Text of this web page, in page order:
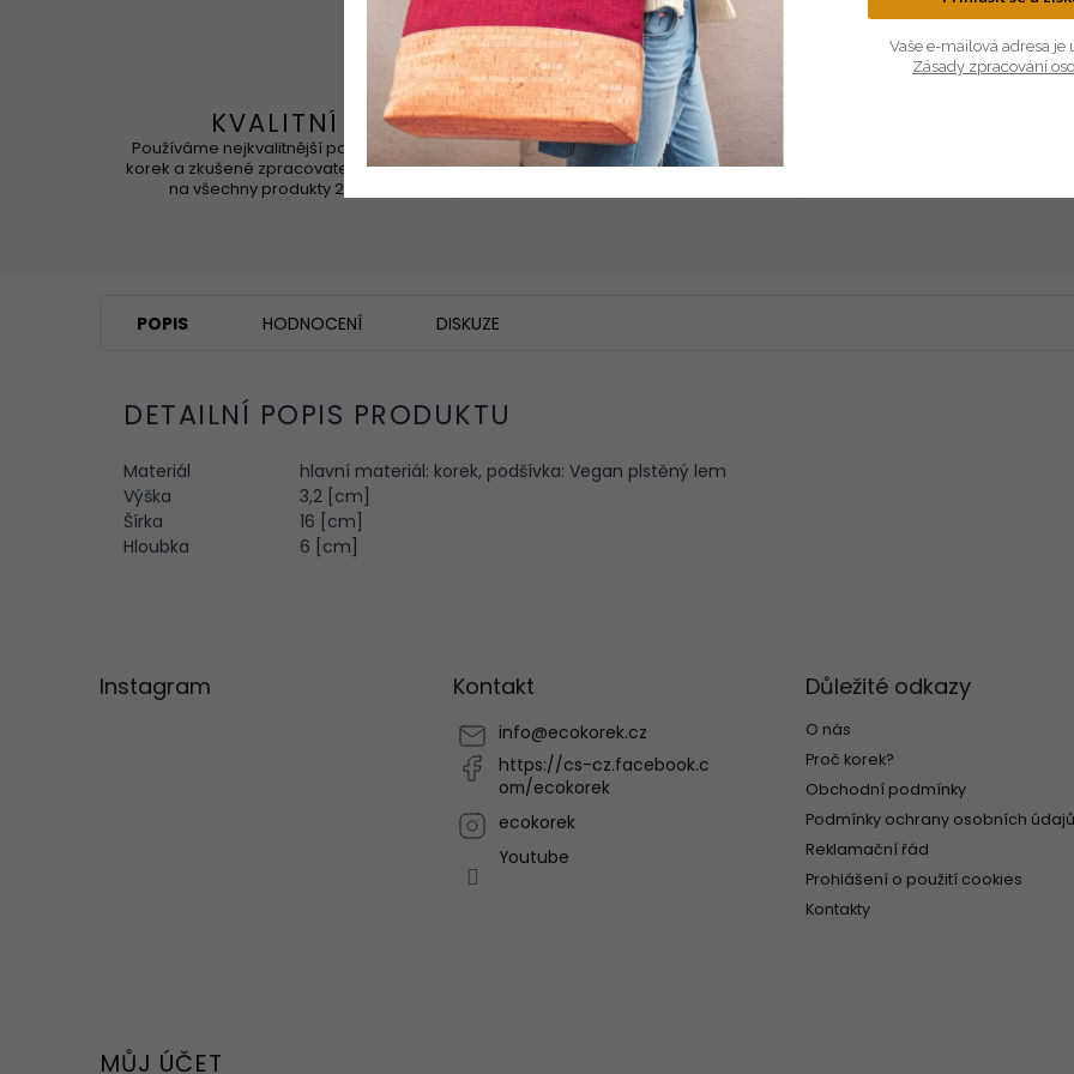
KVALITNÍ
Používáme nejkvalitnější portugalský
korek a zkušené zpracovatele. Záruka
na všechny produkty 2 roky
LEHKÝ
Korek je neuvěřitelně lehký, ale velmi
odolný materiál.
POPIS HODNOCENÍ DISKUZE
DETAILNÍ POPIS PRODUKTU
Materiál
hlavní materiál: korek, podšívka: Vegan plstěný lem
Výška
3,2 [cm]
Šírka
16 [cm]
Hloubka
6 [cm]
Instagram Kontakt
info@ecokorek.cz
https://cs-cz.facebook.c
om/ecokorek
ecokorek
Youtube
Důležité odkazy
O nás
Proč korek?
Obchodní podmínky
Podmínky ochrany osobních údajů
Reklamační řád
Prohlášení o použití cookies
Kontakty
MŮJ ÚČET
Vaše e-mailová adresa je
Zásady zpracování